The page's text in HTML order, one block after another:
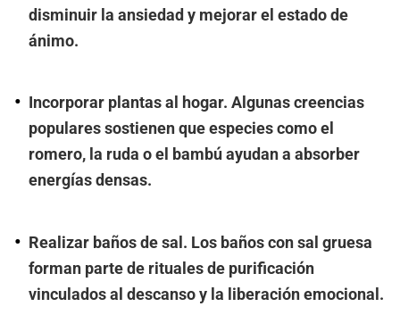
disminuir la ansiedad y mejorar el estado de
ánimo.
Incorporar plantas al hogar. Algunas creencias
populares sostienen que especies como el
romero, la ruda o el bambú ayudan a absorber
energías densas.
Realizar baños de sal. Los baños con sal gruesa
forman parte de rituales de purificación
vinculados al descanso y la liberación emocional.